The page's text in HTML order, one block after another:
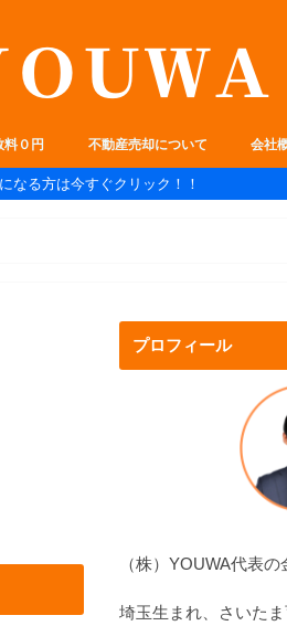
料０円 不動産売却について 会社
る方は今すぐクリック！！
プロフィール
（株）YOUWA代表の
埼玉生まれ、さいたま